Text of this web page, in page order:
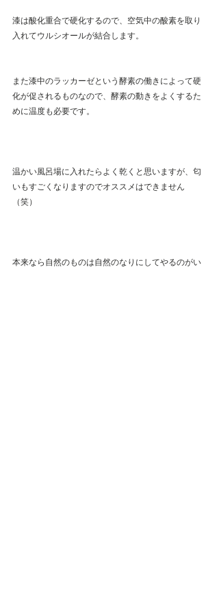
漆は酸化重合で硬化するので、空気中の酸素を取り
入れてウルシオールが結合します。
また漆中のラッカーゼという酵素の働きによって硬
化が促されるものなので、酵素の動きをよくするた
めに温度も必要です。
温かい風呂場に入れたらよく乾くと思いますが、匂
いもすごくなりますのでオススメはできません
（笑）
本来なら自然のものは自然のなりにしてやるのがい